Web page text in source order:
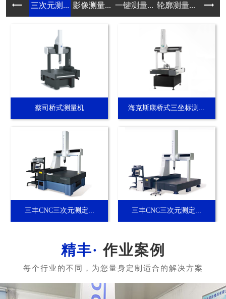
三次元测... 影像测量... 一键测量... 轮廓测量... 真圆
蔡司桥式测量机 海克斯康桥式三坐标测...
三丰CNC三次元测定... 三丰CNC三次元测定...
作业案例